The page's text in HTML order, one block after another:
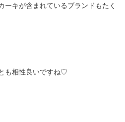
ーキが含まれているブランドもたく
も相性良いですね♡